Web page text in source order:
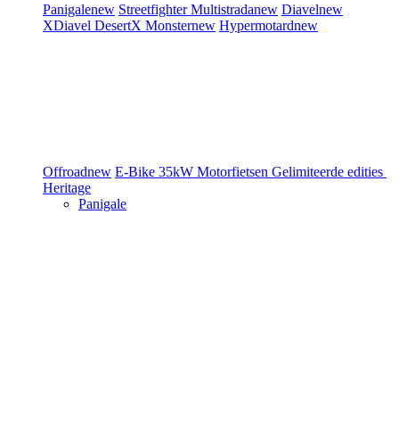
Panigalenew StreetfighterMultistradanew Diavelnew
XDiavel DesertX Monsternew Hypermotardnew
Offroadnew E-Bike 35kW Motorfietsen Gelimiteerde edities
Heritage
Panigale